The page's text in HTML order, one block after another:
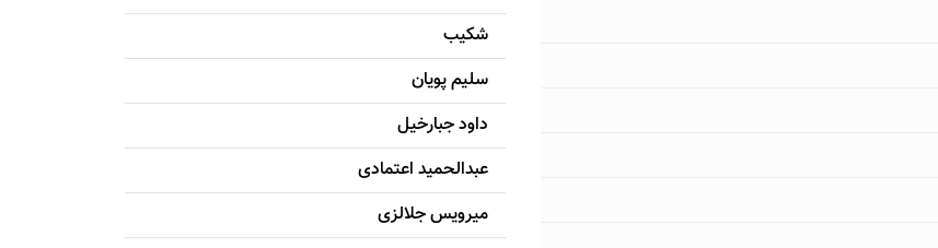
شکيب
سليم پویان
داود جبارخیل
عبدالحمید اعتمادی
میرویس جلالزی